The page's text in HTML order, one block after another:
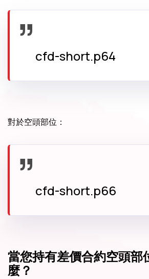
cfd-short.p64
對於空頭部位：
cfd-short.p66
當您持有差價合約空頭部
麼？